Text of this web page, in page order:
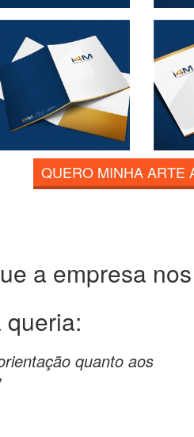
QUERO MINHA ARTE
a empresa
quanto aos